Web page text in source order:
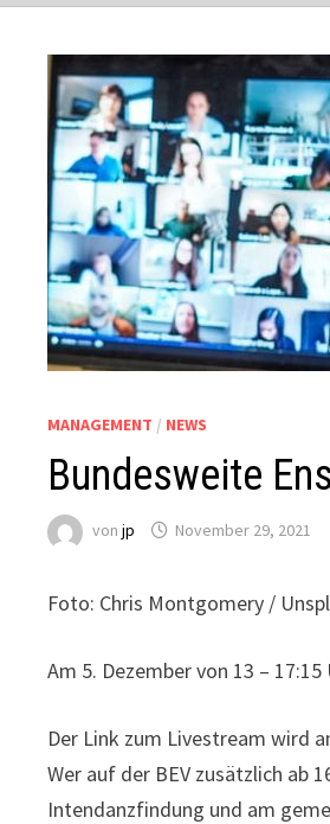
MANAGEMENT / NEWS
Bundesweite
vonjp November 29, 2021
Foto: Chris Montgomery /
Am 5. Dezember von 13 –
Der Link zum Livestream wird
Wer auf der BEV zusätzlich ab
Intendanzfindung und am